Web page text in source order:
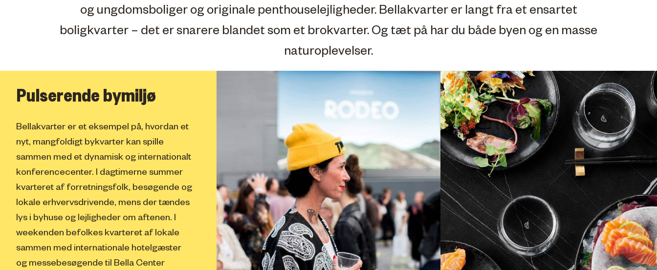
og ungdomsboliger og originale penthouselejligheder. Bellakvarter er langt fra et ensartet
boligkvarter – det er snarere blandet som et brokvarter. Og tæt på har du både byen og en masse
naturoplevelser.
Pulserende bymiljø
Bellakvarter er et eksempel på, hvordan et
nyt, mangfoldigt bykvarter kan spille
sammen med et dynamisk og internationalt
konferencecenter. I dagtimerne summer
kvarteret af forretningsfolk, besøgende og
lokale erhvervsdrivende, mens der tændes
lys i byhuse og lejligheder om aftenen. I
weekenden befolkes kvarteret af lokale
sammen med internationale hotelgæster
og messebesøgende til Bella Center